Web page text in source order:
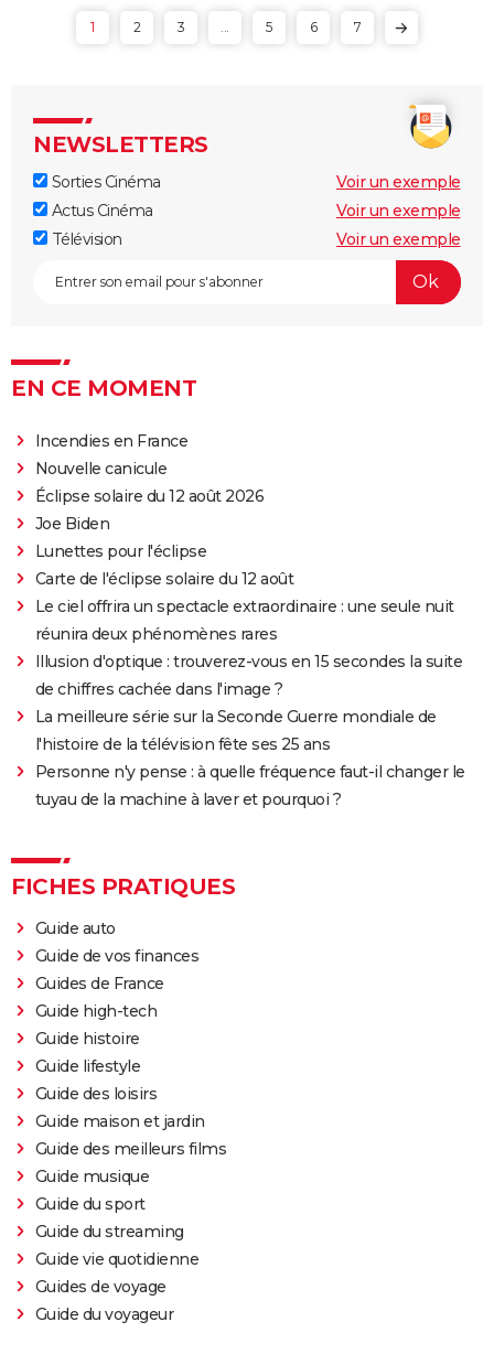
1 2 3 5 6 7
NEWSLETTERS
Sorties Cinéma
Voir un exemple
Actus Cinéma
Voir un exemple
Télévision
Voir un exemple
EN CE MOMENT
Incendies en France
Nouvelle canicule
Éclipse solaire du 12 août 2026
Joe Biden
Lunettes pour l'éclipse
Carte de l'éclipse solaire du 12 août
Le ciel offrira un spectacle extraordinaire : une seule nuit
réunira deux phénomènes rares
Illusion d'optique : trouverez-vous en 15 secondes la suite
de chiffres cachée dans l'image ?
La meilleure série sur la Seconde Guerre mondiale de
l'histoire de la télévision fête ses 25 ans
Personne n'y pense : à quelle fréquence faut-il changer le
tuyau de la machine à laver et pourquoi ?
FICHES PRATIQUES
Guide auto
Guide de vos finances
Guides de France
Guide high-tech
Guide histoire
Guide lifestyle
Guide des loisirs
Guide maison et jardin
Guide des meilleurs films
Guide musique
Guide du sport
Guide du streaming
Guide vie quotidienne
Guides de voyage
Guide du voyageur